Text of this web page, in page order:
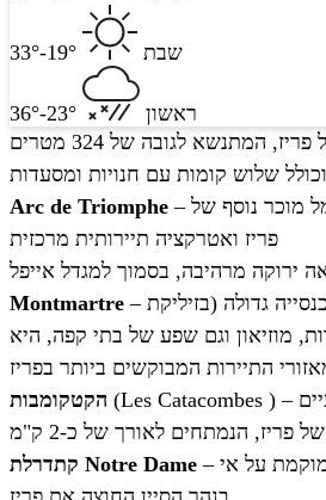
שבת 19°-33°
ראשון
23°-36°
- סמלה של פריז, המתנשא לגובה של 324 מטרים
וכולל שלוש קומות עם חנויות ומסעדות
Arc de Triomphe– שער הניצחון הוא סמל מוכר נוסף של
פריז ואטרקציה תיירותית מרכזית
ירוקה מרהיבה, בסמוך למגדל אייפל
Montmartre – הגבעה שעליה ניצבים כנסייה גדולה (בזיליקת
מוזיאון וגם שפע של בתי קפה, היא
התיירות המבוקשים ביותר בפריז
הקטקומבות (Les Catacombes ) – המעברים התת-קרקעיים
פריז, הנמתחים לאורך של כ-2 ק"מ
קתדרלת Notre Dame – כנסייה גותית יפה הממוקמת על אי